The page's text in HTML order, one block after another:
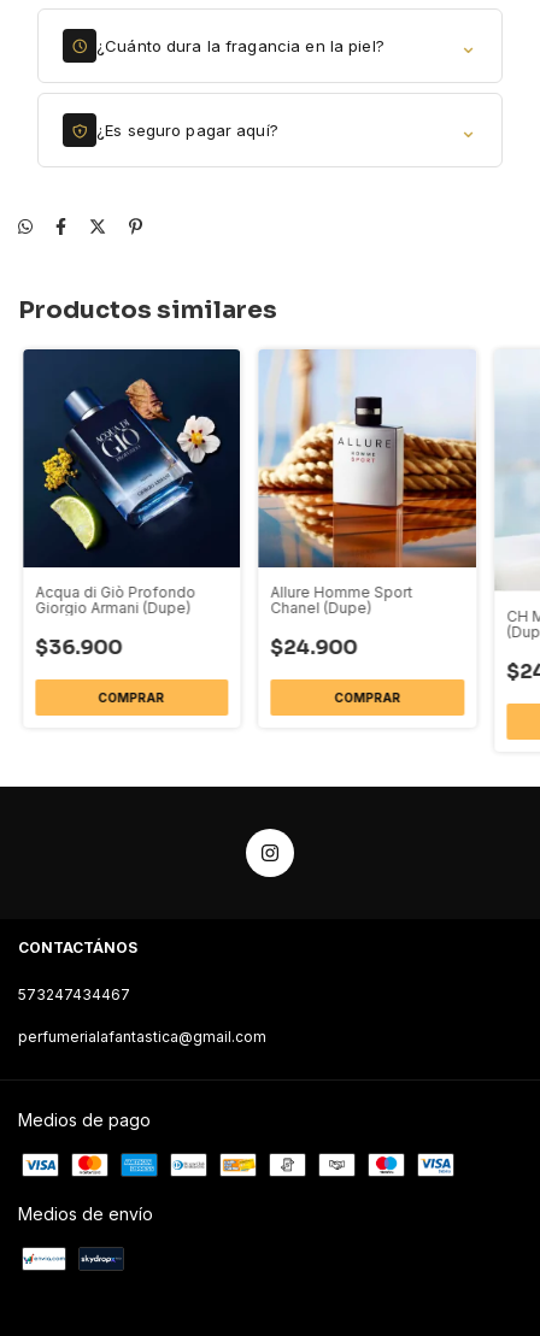
¿Cuánto dura la fragancia en la piel? ⌄
¿Es seguro pagar aquí? ⌄
Productos similares
Acqua di Giò Profondo
Giorgio Armani (Dupe)
$36.900
COMPRAR
Allure Homme Sport
Chanel (Dupe)
$24.900
COMPRAR
CH
CONTACTÁNOS
573247434467
perfumerialafantastica@gmail.com
Medios de pago
Medios de envío